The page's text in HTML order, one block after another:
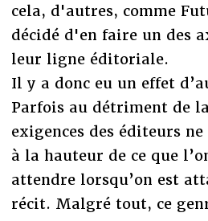
cela, d'autres, comme
décidé d'en faire un des
leur ligne éditoriale.
Il y a donc eu un effet
Parfois au détriment de
exigences des éditeurs
à la hauteur de ce que
attendre lorsqu’on est
récit. Malgré tout, ce